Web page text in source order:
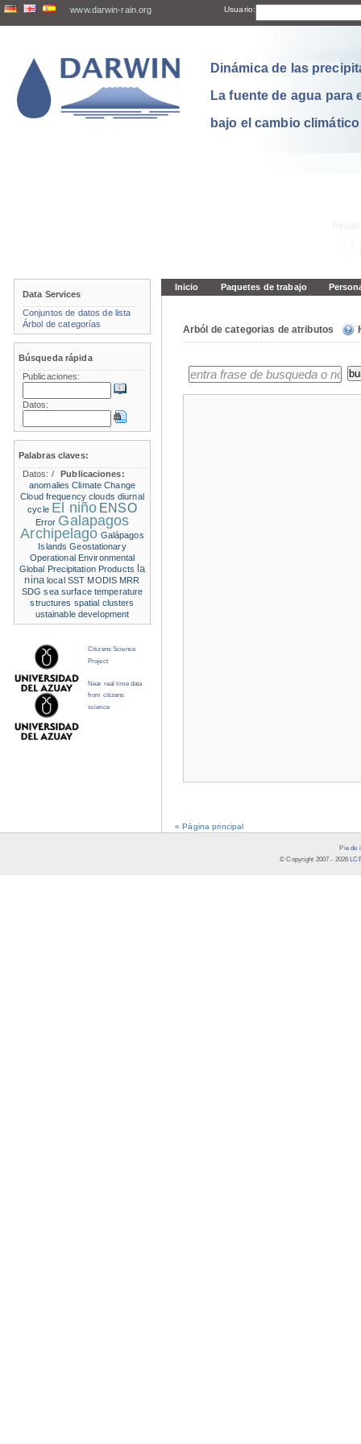
www.darwin-rain.org Usuario:
Dinámica de las
La fuente de agua para
bajo el cambio climático
Inicio Paquetes de trabajo
Arból de categorias de atributos
« Página principal
Data Services
Conjuntos de datos de lista
Árbol de categorías
Búsqueda rápida
Publicaciones:
Datos:
Palabras claves:
Datos: /
Publicaciones:
anomalies Climate Change
Cloud frequency clouds diurnal
cycle El niño ENSO
Error Galapagos
Archipelago Galápagos
Islands Geostationary
Operational Environmental
Global Precipitation Products la
nina local SST MODIS MRR
SDG sea surface temperature
structures spatial clusters
ustainable development
Citizens Science
Project
Near real time data
from citizens
science
Pie de
© Copyright 2007 - 2026